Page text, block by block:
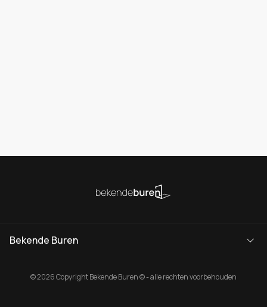
Bekende Buren
© 2026 Copyright Bekende Buren © - alle rechten voorbehouden